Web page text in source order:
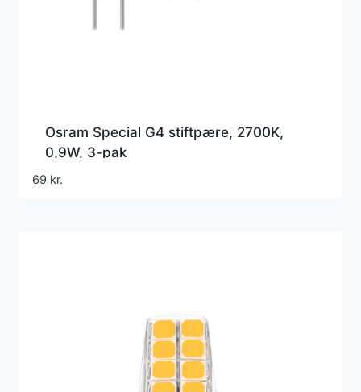
Osram Special G4 stiftpære, 2700K,
0,9W, 3-pak
69 kr.